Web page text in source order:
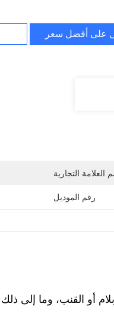
على أفضل سعر
العلامة التجارية
رقم الموديل
أو القنب، وما إلى